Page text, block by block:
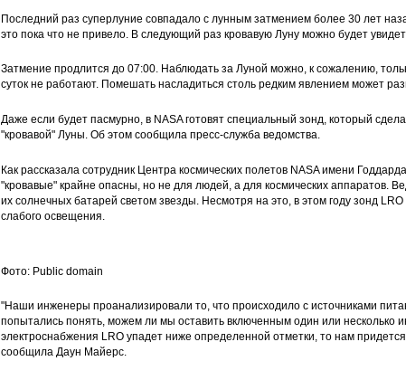
Последний раз суперлуние совпадало с лунным затмением более 30 лет
это пока что не привело. В следующий раз кровавую Луну можно будет
Затмение продлится до 07:00. Наблюдать за Луной можно, к сожалению,
суток не работают. Помешать насладиться столь редким явлением может
Даже если будет пасмурно, в NASA готовят специальный зонд, который
"кровавой" Луны. Об этом сообщила пресс-служба ведомства.
Как рассказала сотрудник Центра космических полетов NASA имени
"кровавые" крайне опасны, но не для людей, а для космических аппаратов.
их солнечных батарей светом звезды. Несмотря на это, в этом году зонд
слабого освещения.
Фото: Public domain
"Наши инженеры проанализировали то, что происходило с источниками
попытались понять, можем ли мы оставить включенным один или несколько
электроснабжения LRO упадет ниже определенной отметки, то нам
сообщила Даун Майерс.